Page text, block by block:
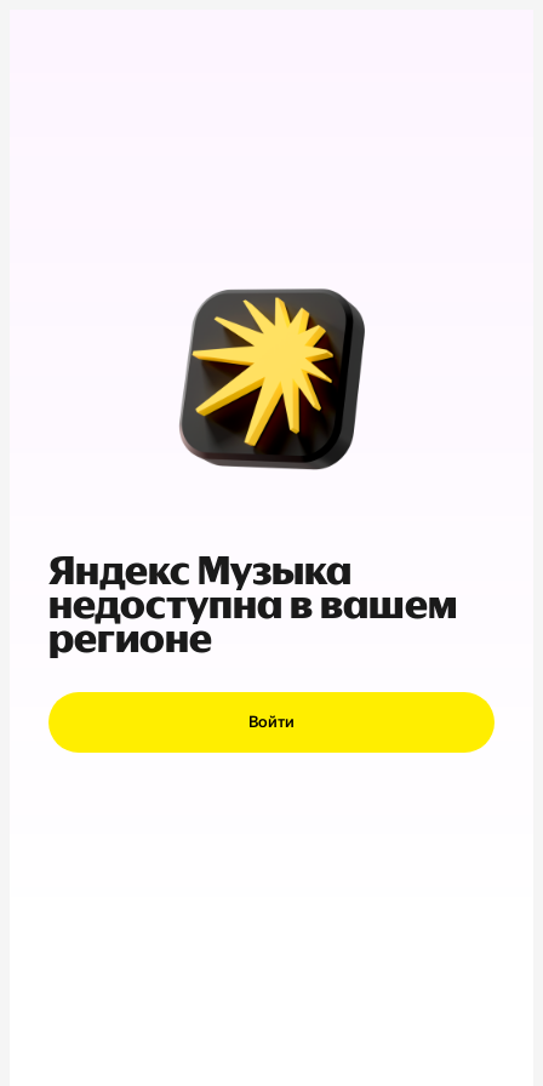
Яндекс Музыка
недоступна в вашем
регионе
Войти